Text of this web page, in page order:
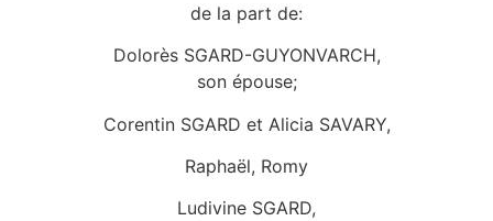
de la part de:
Dolorès SGARD-GUYONVARCH,
son épouse;
Corentin SGARD et Alicia SAVARY,
Raphaël, Romy
Ludivine SGARD,